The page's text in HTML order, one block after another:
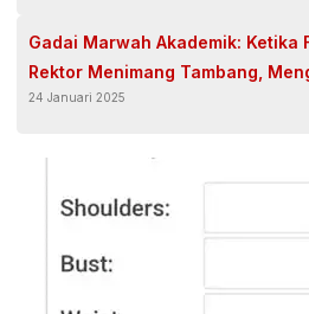
Gadai Marwah Akademik: Ketika
Rektor Menimang Tambang,
Tangis Bumi
24 Januari 2025